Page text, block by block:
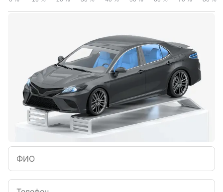
Ваш платеж: -